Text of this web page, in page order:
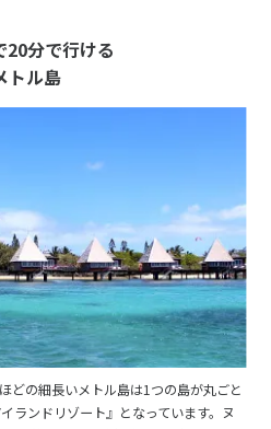
20分で行ける
トル島
どの細長いメトル島は1つの島が丸ごと
ランドリゾート』となっています。ヌ